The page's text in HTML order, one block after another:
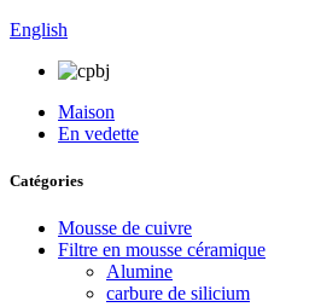
English
Maison
En vedette
Catégories
Mousse de cuivre
Filtre en mousse céramique
Alumine
carbure de silicium